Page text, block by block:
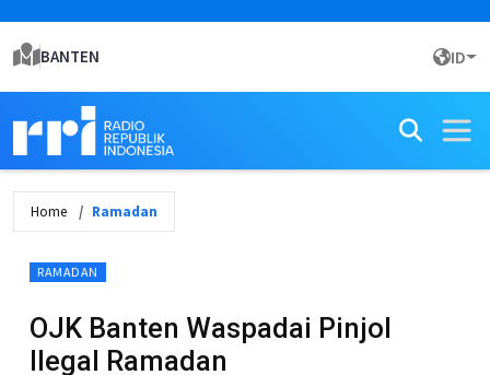
BANTEN ID
Home Ramadan
RAMADAN
OJK Banten Waspadai Pinjol
Ilegal Ramadan